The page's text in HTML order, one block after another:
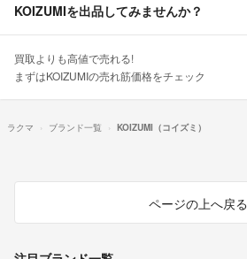
KOIZUMIを出品してみませんか？
買取よりも高値で売れる!
まずはKOIZUMIの売れ筋価格をチェック
ラクマ ブランド一覧 KOIZUMI（コイズミ）
ページの上へ戻る